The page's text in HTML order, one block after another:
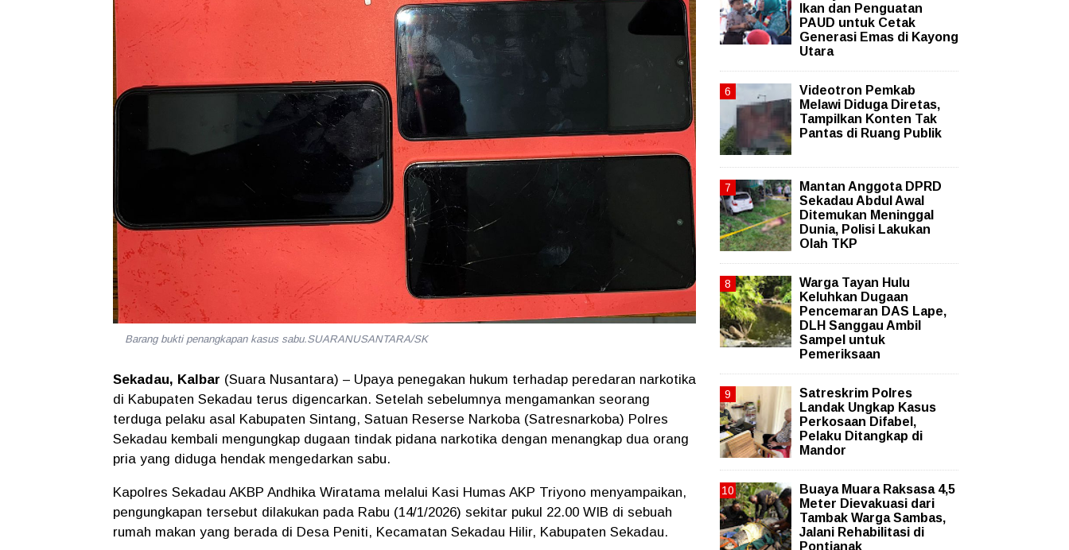
Barang bukti penangkapan kasus sabu.SUARANUSANTARA/SK
Sekadau, Kalbar (Suara Nusantara) – Upaya penegakan hukum terhadap peredaran narkotika
di Kabupaten Sekadau terus digencarkan. Setelah sebelumnya mengamankan seorang
terduga pelaku asal Kabupaten Sintang, Satuan Reserse Narkoba (Satresnarkoba) Polres
Sekadau kembali mengungkap dugaan tindak pidana narkotika dengan menangkap dua orang
pria yang diduga hendak mengedarkan sabu.
Kapolres Sekadau AKBP Andhika Wiratama melalui Kasi Humas AKP Triyono menyampaikan,
pengungkapan tersebut dilakukan pada Rabu (14/1/2026) sekitar pukul 22.00 WIB di sebuah
rumah makan yang berada di Desa Peniti, Kecamatan Sekadau Hilir, Kabupaten Sekadau.
Ikan dan Penguatan
PAUD untuk Cetak
Generasi Emas di Kayong
Utara
Videotron Pemkab
Melawi Diduga Diretas,
Tampilkan Konten Tak
Pantas di Ruang Publik
Mantan Anggota DPRD
Sekadau Abdul Awal
Ditemukan Meninggal
Dunia, Polisi Lakukan
Olah TKP
Warga Tayan Hulu
Keluhkan Dugaan
Pencemaran DAS Lape,
DLH Sanggau Ambil
Sampel untuk
Pemeriksaan
Satreskrim Polres
Landak Ungkap Kasus
Perkosaan Difabel,
Pelaku Ditangkap di
Mandor
Buaya Muara Raksasa 4,5
Meter Dievakuasi dari
Tambak Warga Sambas,
Jalani Rehabilitasi di
Pontianak